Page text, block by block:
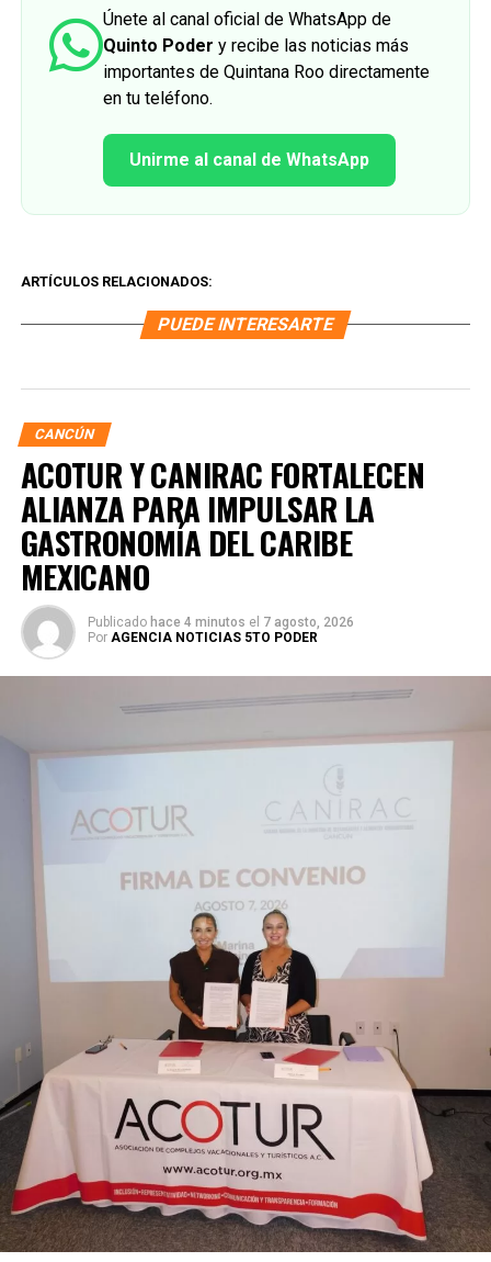
Únete al canal oficial de WhatsApp de
Quinto Poder y recibe las noticias más
importantes de Quintana Roo directamente
en tu teléfono.
Unirme al canal de WhatsApp
ARTÍCULOS RELACIONADOS:
PUEDE INTERESARTE
CANCÚN
ACOTUR Y CANIRAC FORTALECEN
ALIANZA PARA IMPULSAR LA
GASTRONOMÍA DEL CARIBE
MEXICANO
Publicado hace 4 minutos el 7 agosto, 2026
Por AGENCIA NOTICIAS 5TO PODER